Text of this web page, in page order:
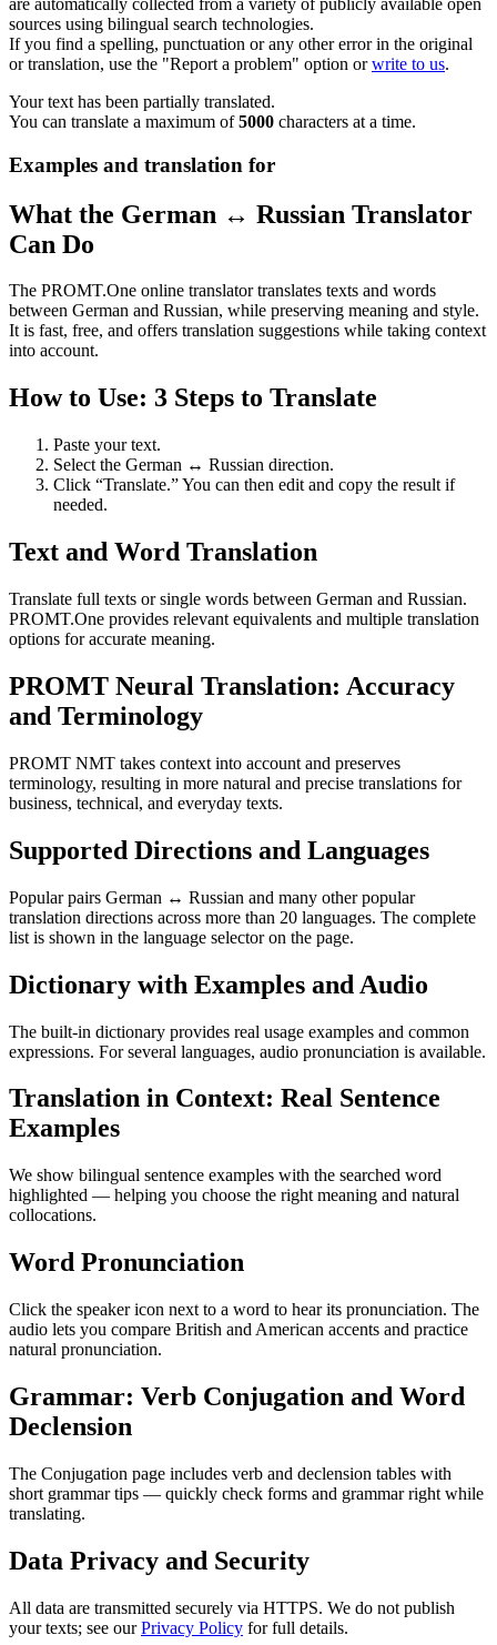
are automatically collected from a variety of publicly available open
sources using bilingual search technologies.
If you find a spelling, punctuation or any other error in the original
or translation, use the "Report a problem" option orwrite to us.
Your text has been partially translated.
You can translate a maximum of5000 characters at a time.
Examples and translation for
What the German ↔ Russian Translator
Can Do
The PROMT.One online translator translates texts and words
between German and Russian, while preserving meaning and style.
It is fast, free, and offers translation suggestions while taking context
into account.
How to Use: 3 Steps to Translate
Paste your text.
Select the German ↔ Russian direction.
Click “Translate.” You can then edit and copy the result if
needed.
Text and Word Translation
Translate full texts or single words between German and Russian.
PROMT.One provides relevant equivalents and multiple translation
options for accurate meaning.
PROMT Neural Translation: Accuracy
and Terminology
PROMT NMT takes context into account and preserves
terminology, resulting in more natural and precise translations for
business, technical, and everyday texts.
Supported Directions and Languages
Popular pairs German ↔ Russian and many other popular
translation directions across more than 20 languages. The complete
list is shown in the language selector on the page.
Dictionary with Examples and Audio
The built-in dictionary provides real usage examples and common
expressions. For several languages, audio pronunciation is available.
Translation in Context: Real Sentence
Examples
We show bilingual sentence examples with the searched word
highlighted — helping you choose the right meaning and natural
collocations.
Word Pronunciation
Click the speaker icon next to a word to hear its pronunciation. The
audio lets you compare British and American accents and practice
natural pronunciation.
Grammar: Verb Conjugation and Word
Declension
The Conjugation page includes verb and declension tables with
short grammar tips — quickly check forms and grammar right while
translating.
Data Privacy and Security
All data are transmitted securely via HTTPS. We do not publish
your texts; see ourPrivacy Policy for full details.